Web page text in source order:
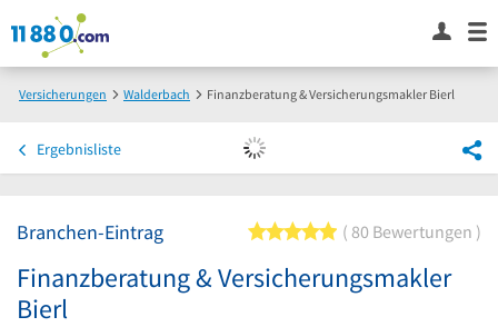
Versicherungen Walderbach Finanzberatung & Versicherungsmakler Bierl
Ergebnisliste
Branchen-Eintrag 5 von 5 Sternen
80 Bewertungen
Finanzberatung & Versicherungsmakler
Bierl